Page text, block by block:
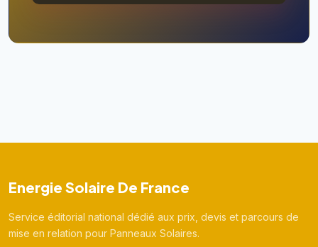
Energie Solaire De France
Service éditorial national dédié aux prix, devis et parcours de
mise en relation pour Panneaux Solaires.